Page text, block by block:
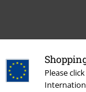
Please
Laatst bezocht